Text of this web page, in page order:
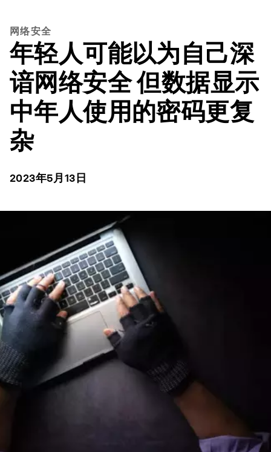
网络安全
年轻人可能以为自己深
谙网络安全 但数据显示
中年人使用的密码更复
杂
2023年5月13日